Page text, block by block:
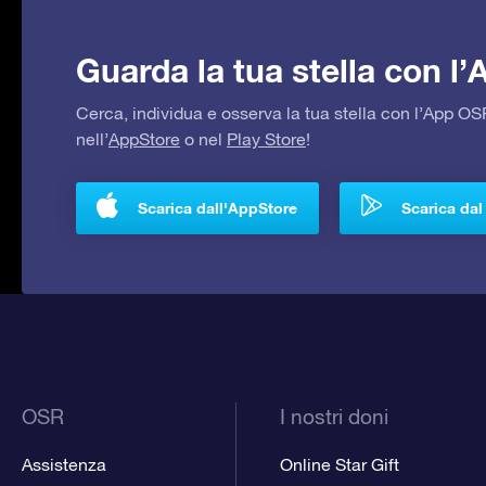
Guarda la tua stella con
Cerca, individua e osserva la tua stella con l’App
nell’AppStore o nel Play Store!
Scarica dall'AppStore Scarica
OSR
Assistenza
I nostri doni
Online Star Gift